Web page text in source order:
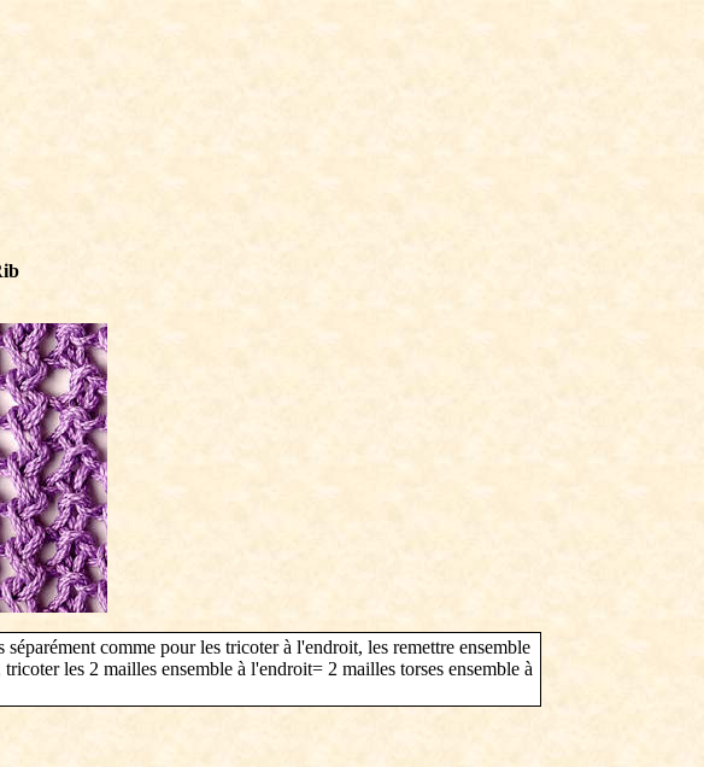
séparément comme pour les tricoter à l'endroit, les remettre ensemble
les 2 mailles ensemble à l'endroit= 2 mailles torses ensemble à